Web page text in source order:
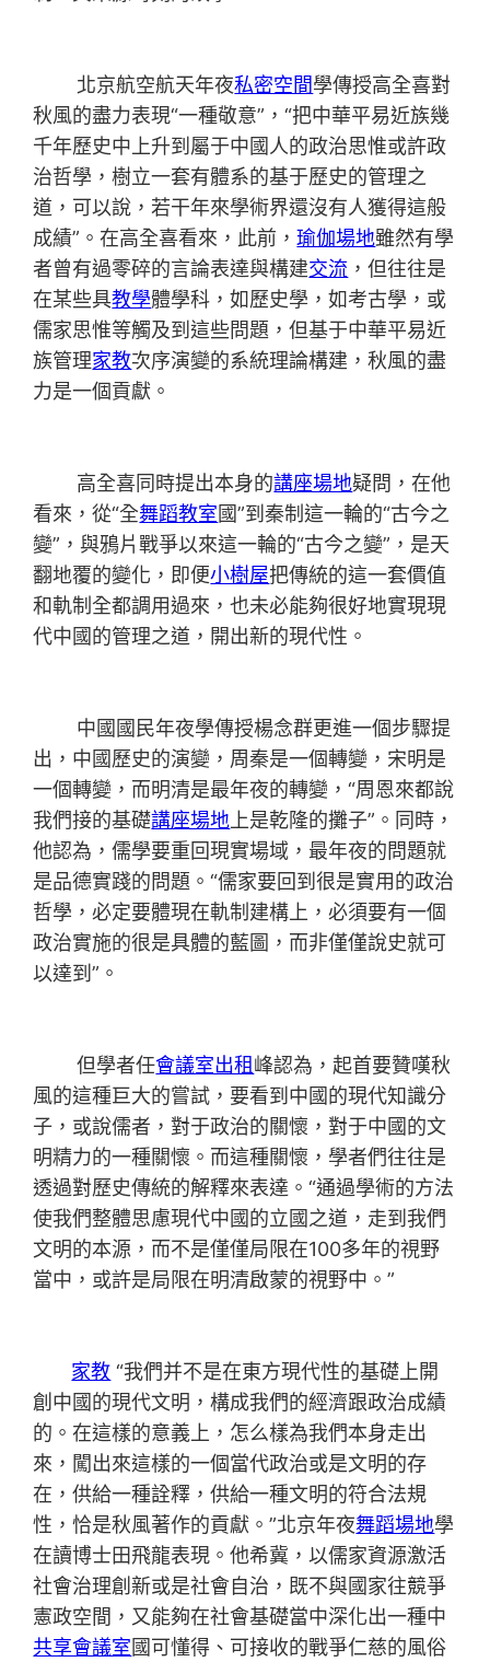
北京航空航天年夜私密空間學傳授高全喜對
秋風的盡力表現“一種敬意”，“把中華平易近族幾
千年歷史中上升到屬于中國人的政治思惟或許政
治哲學，樹立一套有體系的基于歷史的管理之
道，可以說，若干年來學術界還沒有人獲得這般
成績”。在高全喜看來，此前，瑜伽場地雖然有學
者曾有過零碎的言論表達與構建交流 ，但往往是
在某些具教學體學科，如歷史學，如考古學，或
儒家思惟等觸及到這些問題，但基于中華平易近
族管理家教次序演變的系統理論構建，秋風的盡
力是一個貢獻。
高全喜同時提出本身的講座場地疑問，在他
看來，從“全舞蹈教室國”到秦制這一輪的“古今之
變”，與鴉片戰爭以來這一輪的“古今之變”，是天
翻地覆的變化，即便小樹屋把傳統的這一套價值
和軌制全都調用過來，也未必能夠很好地實現現
代中國的管理之道，開出新的現代性。
中國國民年夜學傳授楊念群更進一個步驟提
出，中國歷史的演變，周秦是一個轉變，宋明是
一個轉變，而明清是最年夜的轉變，“周恩來都說
我們接的基礎講座場地上是乾隆的攤子”。同時，
他認為，儒學要重回現實場域，最年夜的問題就
是品德實踐的問題。“儒家要回到很是實用的政治
哲學，必定要體現在軌制建構上，必須要有一個
政治實施的很是具體的藍圖，而非僅僅說史就可
以達到”。
但學者任會議室出租峰認為，起首要贊嘆秋
風的這種巨大的嘗試，要看到中國的現代知識分
子，或說儒者，對于政治的關懷，對于中國的文
明精力的一種關懷。而這種關懷，學者們往往是
透過對歷史傳統的解釋來表達。“通過學術的方法
使我們整體思慮現代中國的立國之道，走到我們
文明的本源，而不是僅僅局限在100多年的視野
當中，或許是局限在明清啟蒙的視野中。”
家教 “我們并不是在東方現代性的基礎上開
創中國的現代文明，構成我們的經濟跟政治成績
的。在這樣的意義上，怎么樣為我們本身走出
來，闖出來這樣的一個當代政治或是文明的存
在，供給一種詮釋，供給一種文明的符合法規
性，恰是秋風著作的貢獻。”北京年夜舞蹈場地學
在讀博士田飛龍表現。他希冀，以儒家資源激活
社會治理創新或是社會自治，既不與國家往競爭
憲政空間，又能夠在社會基礎當中深化出一種中
共享會議室國可懂得、可接收的戰爭仁慈的風俗